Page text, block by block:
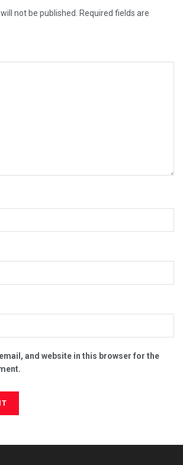
not be published.
Required fields are
and website in this browser for the